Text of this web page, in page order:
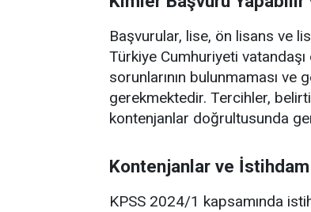
Başvurular, lise, ön lisans ve
Türkiye Cumhuriyeti vatandaşı
sorunlarının bulunmaması
gerekmektedir. Tercihler,
kontenjanlar doğrultusunda
Kontenjanlar ve
KPSS 2024/1 kapsamında